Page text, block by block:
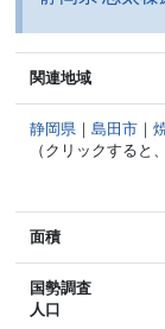
関連地域
静岡県 ｜島田市 ｜
（クリックすると
面積
国勢調査
人口